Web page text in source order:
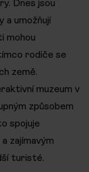
Dnes jsou
a umožňují
mohou
rodiče se
země.
muzeum v
způsobem
spojuje
zajímavým
turisté.